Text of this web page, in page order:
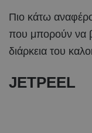
Πιο κάτω
που μπορούν να
διάρκεια του
JETPEEL